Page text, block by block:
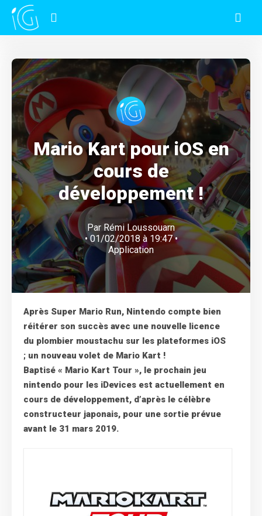
Mario Kart pour iOS en
cours de
développement !
Par Rémi Loussouarn
• 01/02/2018 à 19:47 •
Application
Après Super Mario Run, Nintendo compte bien
réitérer son succès avec une nouvelle licence
du plombier moustachu sur les plateformes iOS
; un nouveau volet de Mario Kart !
Baptisé « Mario Kart Tour », le prochain jeu
nintendo pour les iDevices est actuellement en
cours de développement, d’après le célèbre
constructeur japonais, pour une sortie prévue
avant le 31 mars 2019.